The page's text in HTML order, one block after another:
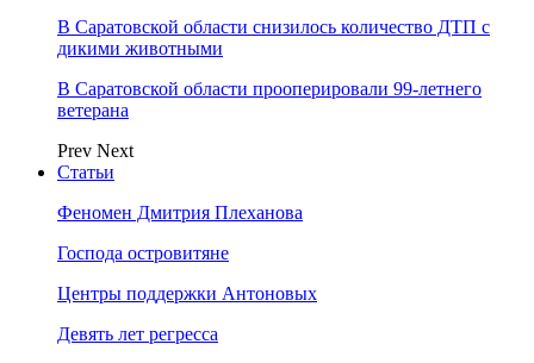
В Саратовской области снизилось количество ДТП с
дикими животными
В Саратовской области прооперировали 99-летнего
ветерана
Prev Next
Статьи
Феномен Дмитрия Плеханова
Господа островитяне
Центры поддержки Антоновых
Девять лет регресса